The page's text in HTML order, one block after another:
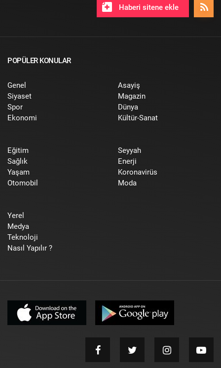
Haberi sitene ekle
POPÜLER KONULAR
Genel
Siyaset
Spor
Ekonomi
Asayiş
Magazin
Dünya
Kültür-Sanat
Eğitim
Sağlık
Yaşam
Otomobil
Seyyah
Enerji
Koronavirüs
Moda
Yerel
Medya
Teknoloji
Nasıl Yapılır ?